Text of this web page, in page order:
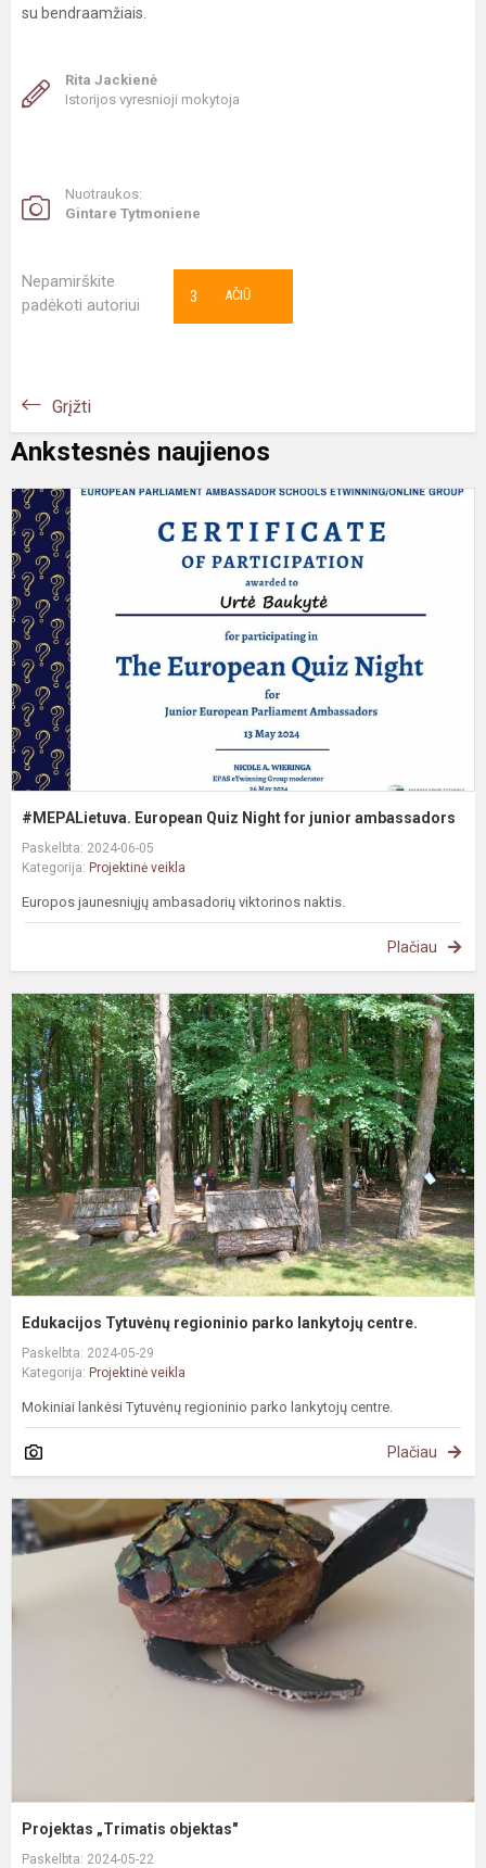
su bendraamžiais.
Rita Jackienė
Istorijos vyresnioji mokytoja
Nuotraukos:
Gintare Tytmoniene
Nepamirškite
padėkoti autoriui
AČIŪ
3
Grįžti
Ankstesnės naujienos
#MEPALietuva. European Quiz Night for junior ambassadors
Paskelbta: 2024-06-05
Kategorija: Projektinė veikla
Europos jaunesniųjų ambasadorių viktorinos naktis.
Plačiau
Edukacijos Tytuvėnų regioninio parko lankytojų centre.
Paskelbta: 2024-05-29
Kategorija: Projektinė veikla
Mokiniai lankėsi Tytuvėnų regioninio parko lankytojų centre.
Plačiau
Projektas „Trimatis objektas"
Paskelbta: 2024-05-22